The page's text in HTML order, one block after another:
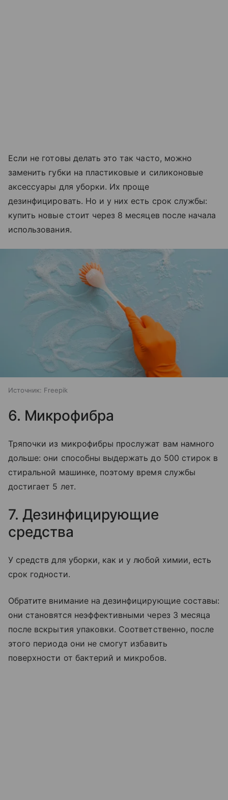
Если не готовы делать это так часто, можно
заменить губки на пластиковые и силиконовые
аксессуары для уборки. Их проще
дезинфицировать. Но и у них есть срок службы:
купить новые стоит через 8 месяцев после начала
использования.
Источник: Freepik
6. Микрофибра
Тряпочки из микрофибры прослужат вам намного
дольше: они способны выдержать до 500 стирок в
стиральной машинке, поэтому время службы
достигает 5 лет.
7. Дезинфицирующие
средства
У средств для уборки, как и у любой химии, есть
срок годности.
Обратите внимание на дезинфицирующие составы:
они становятся неэффективными через 3 месяца
после вскрытия упаковки. Соответственно, после
этого периода они не смогут избавить
поверхности от бактерий и микробов.